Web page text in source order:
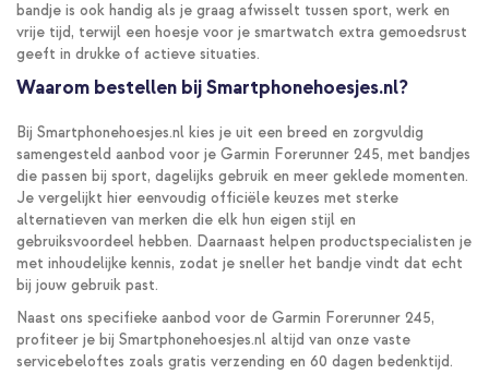
bandje is ook handig als je graag afwisselt tussen sport, werk en
vrije tijd, terwijl een hoesje voor je smartwatch extra gemoedsrust
geeft in drukke of actieve situaties.
Waarom bestellen bij Smartphonehoesjes.nl?
Bij Smartphonehoesjes.nl kies je uit een breed en zorgvuldig
samengesteld aanbod voor je Garmin Forerunner 245, met bandjes
die passen bij sport, dagelijks gebruik en meer geklede momenten.
Je vergelijkt hier eenvoudig officiële keuzes met sterke
alternatieven van merken die elk hun eigen stijl en
gebruiksvoordeel hebben. Daarnaast helpen productspecialisten je
met inhoudelijke kennis, zodat je sneller het bandje vindt dat echt
bij jouw gebruik past.
Naast ons specifieke aanbod voor de Garmin Forerunner 245,
profiteer je bij Smartphonehoesjes.nl altijd van onze vaste
servicebeloftes zoals gratis verzending en 60 dagen bedenktijd.